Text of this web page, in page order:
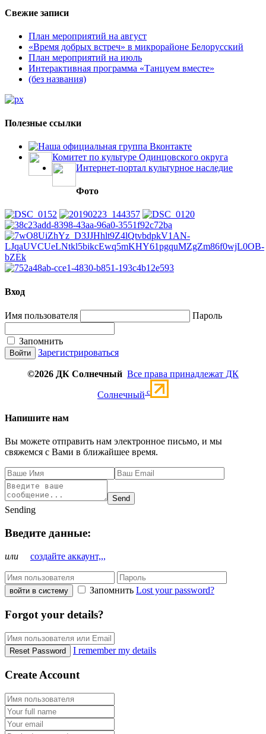
Свежие записи
План мероприятий на август
«Время добрых встреч» в микрорайоне Белорусский
План мероприятий на июль
Интерактивная программа «Танцуем вместе»
(без названия)
Полезные ссылки
Наша официальная группа Вконтакте
Комитет по культуре Одинцовского округа
Интернет-портал культурное наследие
Фото
Вход
Имя пользователя Пароль
Запомнить
Зарегистрироваться
©2026 ДК Солнечный Все права принадлежат ДК
Солнечный c
Напишите нам
Вы можете отправить нам электронное письмо, и мы
свяжемся с Вами в ближайшее время.
Send
Sending
Введите данные:
или создайте аккаунт,,,
войти в систему Запомнить Lost your password?
Forgot your details?
Reset Password I remember my details
Create Account